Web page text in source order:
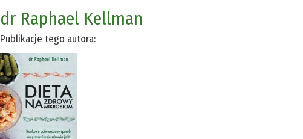
dr Raphael Kellman
Publikacje tego autora: